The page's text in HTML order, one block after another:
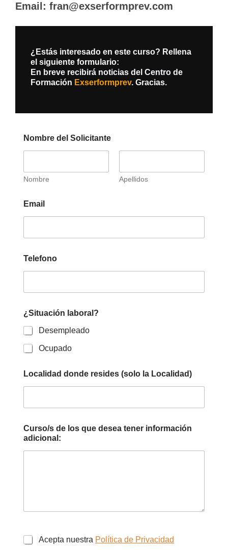
Email: fran@exserformprev.com
¿Estás interesado en este curso? Rellena
el siguiente formulario:
En breve recibirá noticias del Centro de
Formación Exserformprev. Gracias.
Nombre del Solicitante
Nombre Apellidos
Email
Telefono
¿Situación laboral?
Desempleado
Ocupado
Localidad donde resides (solo la Localidad)
Curso/s de los que desea tener información
adicional:
Acepta nuestra Política de Privacidad